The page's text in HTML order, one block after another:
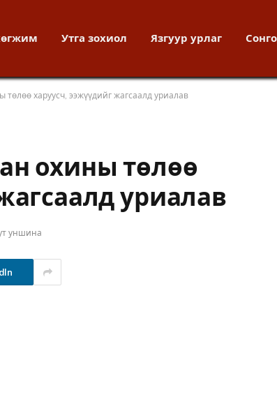
Утга зохиол Язгуур урлаг
харуусч, ээжүүдийг жагсаалд уриалав
охины төлөө
уриалав
уншина